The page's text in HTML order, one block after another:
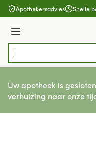
Ga naar de inhoud
Apothekersadvies Snelle
Menu
Product, merk,
Uw apotheek is
verhuizing naar onze